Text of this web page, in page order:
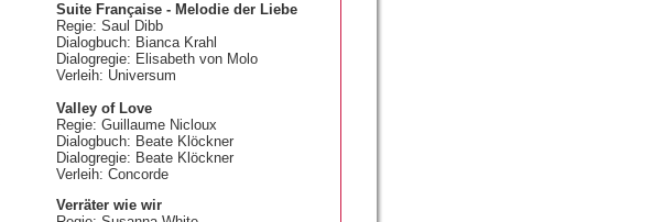
Suite Française - Melodie der Liebe
Regie: Saul Dibb
Dialogbuch: Bianca Krahl
Dialogregie: Elisabeth von Molo
Verleih: Universum
Valley of Love
Regie: Guillaume Nicloux
Dialogbuch: Beate Klöckner
Dialogregie: Beate Klöckner
Verleih: Concorde
Verräter wie wir